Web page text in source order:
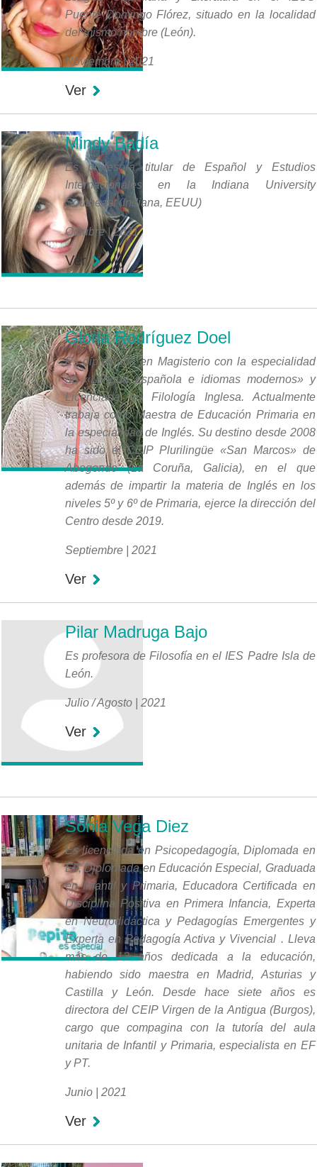
Puente Domingo Flórez, situado en la localidad
del mismo nombre (León).
Noviembre | 2021
Ver
Mindy Badía
Es profesora titular de Español y Estudios
Internacionales en la Indiana University
Southeast (Indiana, EEUU)
Octubre | 2021
Ver
Gloria Rodríguez Doel
Es diplomada en Magisterio con la especialidad
de «Lengua española e idiomas modernos» y
Licenciada en Filología Inglesa. Actualmente
trabaja como Maestra de Educación Primaria en
la especialidad de Inglés. Su destino desde 2008
ha sido el CEIP Plurilingüe «San Marcos» de
Abegondo (La Coruña, Galicia), en el que
además de impartir la materia de Inglés en los
niveles 5º y 6º de Primaria, ejerce la dirección del
Centro desde 2019.
Septiembre | 2021
Ver
Pilar Madruga Bajo
Es profesora de Filosofía en el IES Padre Isla de
León.
Julio / Agosto | 2021
Ver
Sonia Vega Diez
Es licenciada en Psicopedagogía, Diplomada en
EF, Diplomada en Educación Especial, Graduada
en Infantil y Primaria, Educadora Certificada en
Disciplina Positiva en Primera Infancia, Experta
en Neurodidáctica y Pedagogías Emergentes y
Experta en Pedagogía Activa y Vivencial . Lleva
más de 13 años dedicada a la educación,
habiendo sido maestra en Madrid, Asturias y
Castilla y León. Desde hace siete años es
directora del CEIP Virgen de la Antigua (Burgos),
cargo que compagina con la tutoría del aula
unitaria de Infantil y Primaria, especialista en EF
y PT.
Junio | 2021
Ver